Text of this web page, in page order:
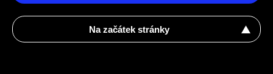
Na začátek stránky